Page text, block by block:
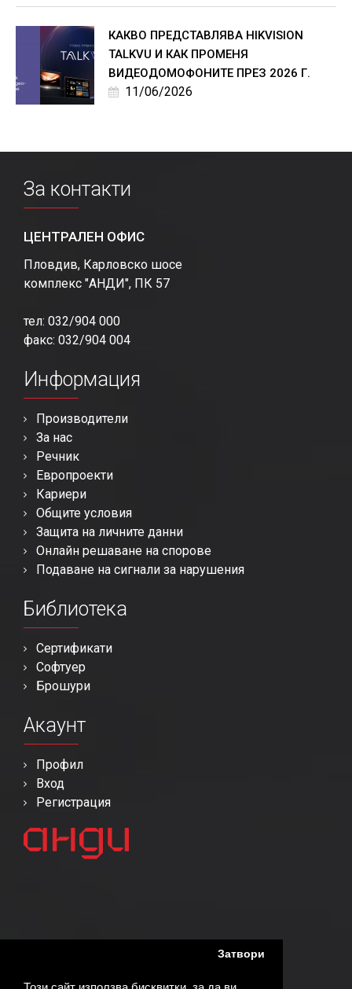
Затвори
КАКВО ПРЕДСТАВЛЯВА HIKVISION
TALKVU И КАК ПРОМЕНЯ
ВИДЕОДОМОФОНИТЕ ПРЕЗ 2026 Г.
11/06/2026
За контакти
ЦЕНТРАЛЕН ОФИС
Пловдив, Карловско шосе
комплекс "АНДИ", ПК 57
тел: 032/904 000
факс: 032/904 004
Информация
Производители
За нас
Речник
Европроекти
Кариери
Общите условия
Защита на личните данни
Онлайн решаване на спорове
Подаване на сигнали за нарушения
Библиотека
Сертификати
Софтуер
Брошури
Акаунт
Профил
Вход
Регистрация